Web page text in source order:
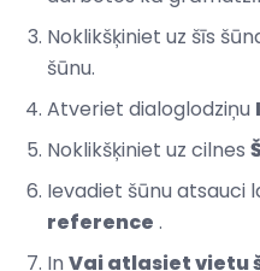
Noklikšķiniet uz šīs
šūnu.
Atveriet dialoglodziņu
Noklikšķiniet uz cilnes
Ievadiet šūnu atsauci
reference .
In Vai atlasiet vietu